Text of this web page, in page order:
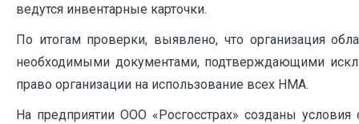
ведутся инвентарные карточки.
По итогам проверки, выявлено, что организация
необходимыми документами, подтверждающими
право организации на использование всех НМА.
На предприятии ООО «Росгосстрах» созданы условия